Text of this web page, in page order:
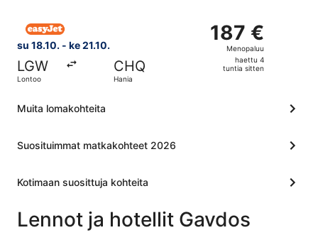
su 18.10. - ke 21.10.
LGW
Lontoo
CHQ
Hania
187 €
Menopaluu,
haettu
187 €
Menopaluu
haettu 4
tuntia sitten
Muita lomakohteita
Suosituimmat matkakohteet 2026
Kotimaan suosittuja kohteita
Lennot ja hotellit Gavdos